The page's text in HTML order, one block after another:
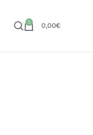
0 0,00€